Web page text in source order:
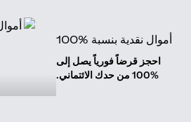
أموال نقدية بنسبة %100
احجز قرضاً فورياً يصل إلى
%100 من حدك الائتماني.